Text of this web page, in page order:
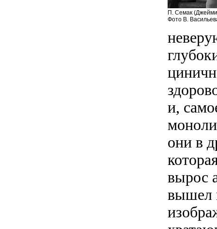
П. Семак
Фото В.
и,
они в
вырос
вышел